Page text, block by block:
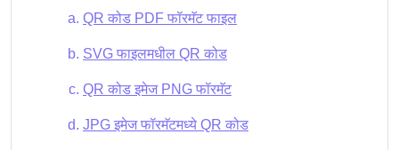
QR कोड PDF फॉरमॅट फाइल
SVG फाइलमधील QR कोड
QR कोड इमेज PNG फॉरमॅट
JPG इमेज फॉरमॅटमध्ये QR कोड